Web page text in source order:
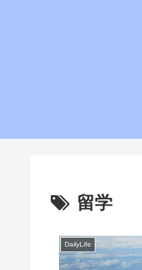
留学
DailyLife